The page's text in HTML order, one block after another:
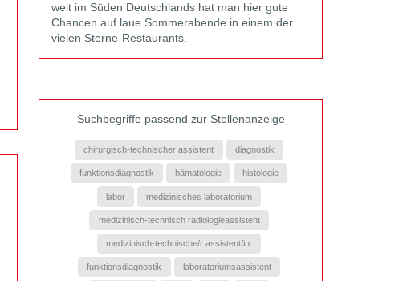
weit im Süden Deutschlands hat man hier gute
Chancen auf laue Sommerabende in einem der
vielen Sterne-Restaurants.
Suchbegriffe passend zur Stellenanzeige
chirurgisch-technischer assistent diagnostik
funktionsdiagnostik hämatologie histologie
labor medizinisches laboratorium
medizinisch-technisch radiologieassistent
medizinisch-technische/r assistent/in
funktionsdiagnostik laboratoriumsassistent